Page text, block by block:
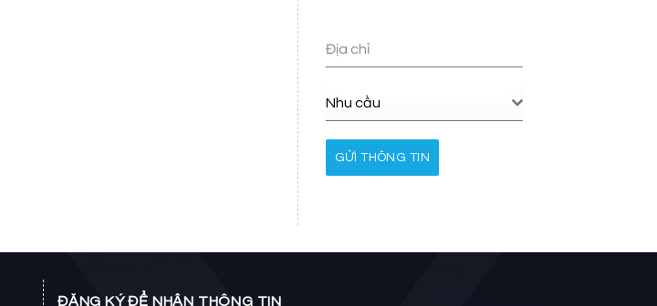
Địa chỉ
Nhu cầu
GỬI THÔNG TIN
ĐĂNG KÝ ĐỂ NHẬN THÔNG TIN